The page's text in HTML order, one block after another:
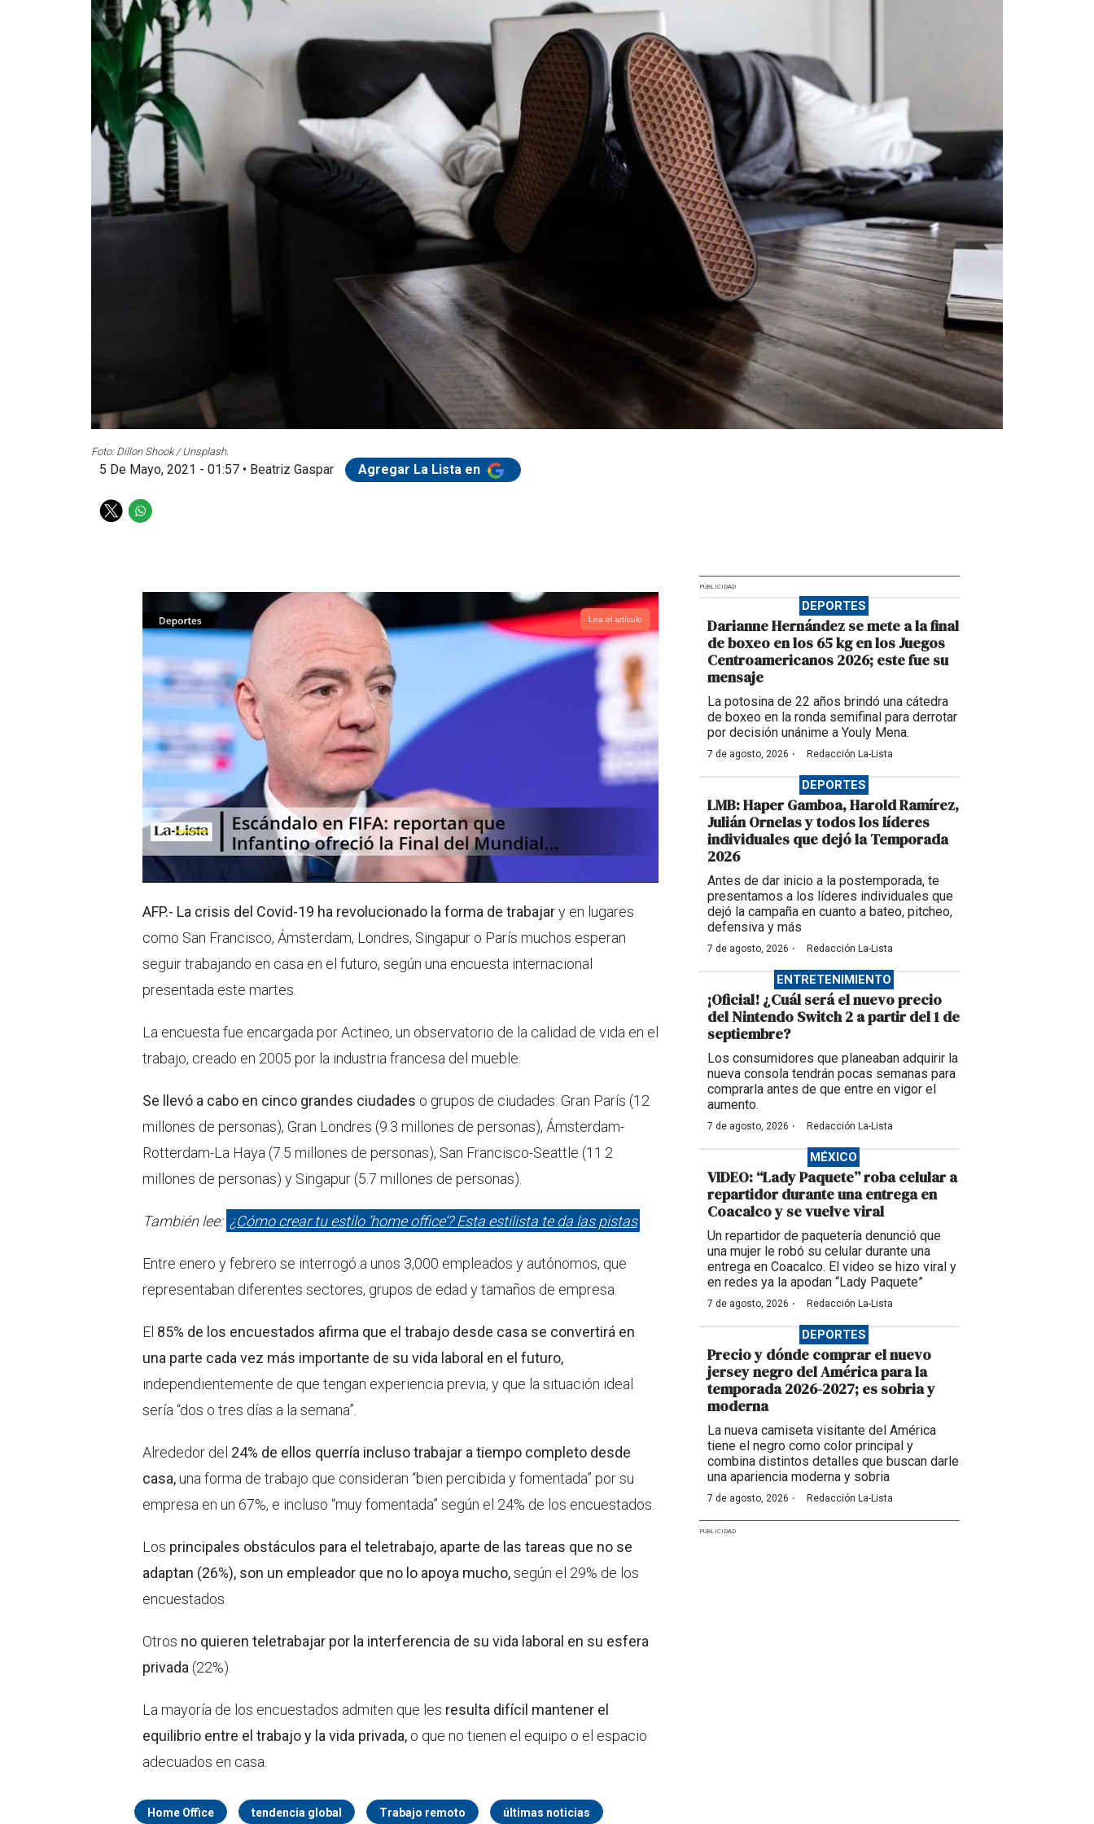
Foto: Dillon Shook / Unsplash.
5 De Mayo, 2021 - 01:57 • Beatriz Gaspar Agregar La Lista en
T
W
p
Lea el artículo
AFP.- La crisis del Covid-19 ha revolucionado la forma de trabajary en lugares
como San Francisco, Ámsterdam, Londres, Singapur o París muchos esperan
seguir trabajando en casa en el futuro, según una encuesta internacional
presentada este martes.
La encuesta fue encargada por Actineo, un observatorio de la calidad de vida en el
trabajo, creado en 2005 por la industria francesa del mueble.
Se llevó a cabo en cinco grandes ciudades o grupos de ciudades: Gran París (12
millones de personas), Gran Londres (9.3 millones de personas), Ámsterdam-
Rotterdam-La Haya (7.5 millones de personas), San Francisco-Seattle (11.2
millones de personas) y Singapur (5.7 millones de personas).
También lee: ¿Cómo crear tu estilo ‘home office’? Esta estilista te da las pistas
Entre enero y febrero se interrogó a unos 3,000 empleados y autónomos, que
representaban diferentes sectores, grupos de edad y tamaños de empresa.
El 85% de los encuestados afirma que el trabajo desde casa se convertirá en
una parte cada vez más importante de su vida laboral en el futuro,
independientemente de que tengan experiencia previa, y que la situación ideal
sería “dos o tres días a la semana”.
Alrededor del 24% de ellos querría incluso trabajar a tiempo completo desde
casa,una forma de trabajo que consideran “bien percibida y fomentada” por su
empresa en un 67%, e incluso “muy fomentada” según el 24% de los encuestados.
Los principales obstáculos para el teletrabajo, aparte de las tareas que no se
adaptan (26%), son un empleador que no lo apoya mucho,según el 29% de los
encuestados
Otros no quieren teletrabajar por la interferencia de su vida laboral en su esfera
privada (22%).
La mayoría de los encuestados admiten que les resulta difícil mantener el
equilibrio entre el trabajo y la vida privada, o que no tienen el equipo o el espacio
adecuados en casa.
Home Office tendencia global Trabajo remoto últimas noticias
PUBLICIDAD
DEPORTES
Darianne Hernández se mete a la final
de boxeo en los 65 kg en los Juegos
Centroamericanos 2026; este fue su
mensaje
La potosina de 22 años brindó una cátedra
de boxeo en la ronda semifinal para derrotar
por decisión unánime a Youly Mena.
7 de agosto, 2026 · Redacción La-Lista
DEPORTES
LMB: Haper Gamboa, Harold Ramírez,
Julián Ornelas y todos los líderes
individuales que dejó la Temporada
2026
Antes de dar inicio a la postemporada, te
presentamos a los líderes individuales que
dejó la campaña en cuanto a bateo, pitcheo,
defensiva y más
7 de agosto, 2026 · Redacción La-Lista
ENTRETENIMIENTO
¡Oficial! ¿Cuál será el nuevo precio
del Nintendo Switch 2 a partir del 1 de
septiembre?
Los consumidores que planeaban adquirir la
nueva consola tendrán pocas semanas para
comprarla antes de que entre en vigor el
aumento.
7 de agosto, 2026 · Redacción La-Lista
MÉXICO
VIDEO: “Lady Paquete” roba celular a
repartidor durante una entrega en
Coacalco y se vuelve viral
Un repartidor de paquetería denunció que
una mujer le robó su celular durante una
entrega en Coacalco. El video se hizo viral y
en redes ya la apodan “Lady Paquete”
7 de agosto, 2026 · Redacción La-Lista
DEPORTES
Precio y dónde comprar el nuevo
jersey negro del América para la
temporada 2026-2027; es sobria y
moderna
La nueva camiseta visitante del América
tiene el negro como color principal y
combina distintos detalles que buscan darle
una apariencia moderna y sobria
7 de agosto, 2026 · Redacción La-Lista
PUBLICIDAD